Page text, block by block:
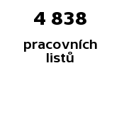
4 838
pracovních
listů